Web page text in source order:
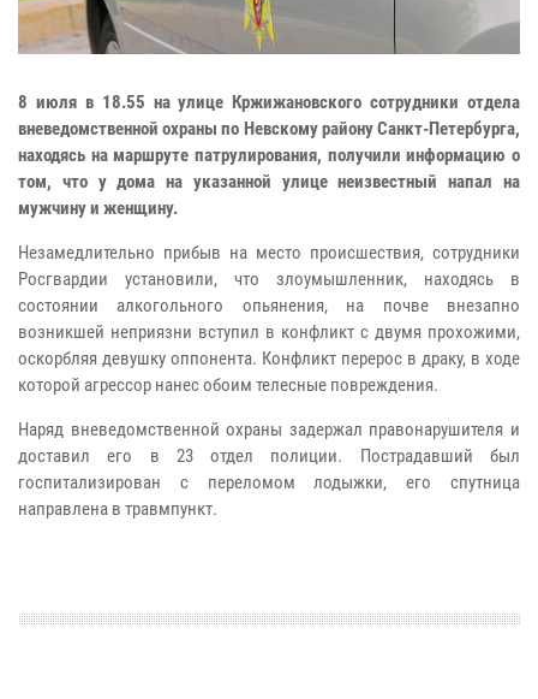
8 июля в 18.55 на улице Кржижановского сотрудники отдела
вневедомственной охраны по Невскому району Санкт-Петербурга,
находясь на маршруте патрулирования, получили информацию о
том, что у дома на указанной улице неизвестный напал на
мужчину и женщину.
Незамедлительно прибыв на место происшествия, сотрудники
Росгвардии установили, что злоумышленник, находясь в
состоянии алкогольного опьянения, на почве внезапно
возникшей неприязни вступил в конфликт с двумя прохожими,
оскорбляя девушку оппонента. Конфликт перерос в драку, в ходе
которой агрессор нанес обоим телесные повреждения.
Наряд вневедомственной охраны задержал правонарушителя и
доставил его в 23 отдел полиции. Пострадавший был
госпитализирован с переломом лодыжки, его спутница
направлена в травмпункт.